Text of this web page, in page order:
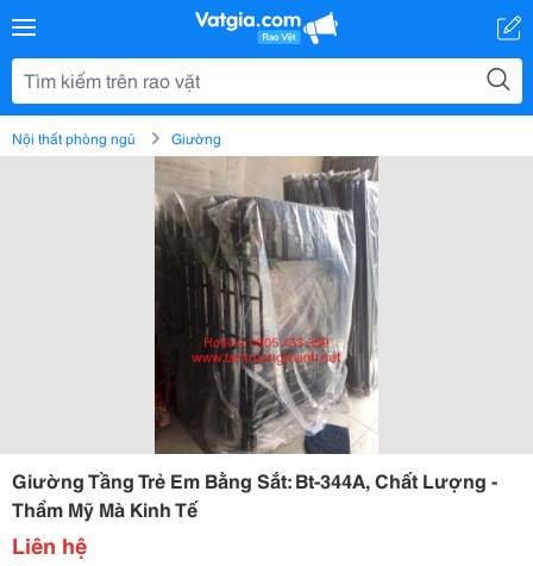
Nội thất phòng ngủ Giường
Giường Tầng Trẻ Em Bằng Sắt: Bt-344A, Chất Lượng -
Thẩm Mỹ Mà Kinh Tế
Liên hệ